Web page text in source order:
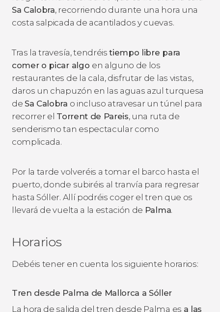
Sa Calobra, recorriendo durante una hora una
costa salpicada de acantilados y cuevas.
Tras la travesía, tendréistiempo libre para
comer o picar algo en alguno de los
restaurantes de la cala, disfrutar de las vistas,
daros un chapuzón en las aguas azul turquesa
de Sa Calobra o incluso atravesar un túnel para
recorrer el Torrent de Pareis, una ruta de
senderismo tan espectacular como
complicada.
Por la tarde volveréis a tomar el barco hasta el
puerto, donde subiréis al tranvía para regresar
hasta Sóller. Allí podréis coger el tren que os
llevará de vuelta a la estación de Palma.
Horarios
Debéis tener en cuenta los siguiente horarios:
Tren desde Palma de Mallorca a Sóller
La hora de salida del tren desde Palma es a las